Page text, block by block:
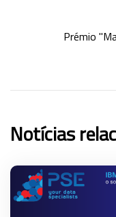
Prémio
Notícias